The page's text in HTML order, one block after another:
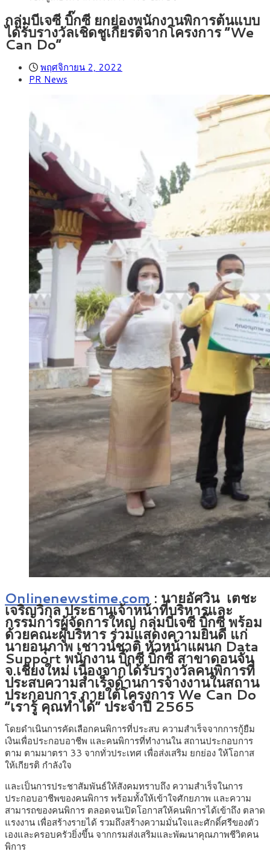
งานจริง
สิงหาคม 3, 2026
33.00-33.60 ติดตามข้อมูลจ้างงานสหรัฐฯ
กลุ่มบีเจซี บิ๊กซี ยกย่องพนักงานพิการต้นแบบ
ได้รับรางวัลเชิดชูเกียรติจากโครงการ “We
Can Do”
พฤศจิกายน 2, 2022
PR News
Onlinenewstime.com : นายอัศวิน เตชะ
เจริญวิกุล ประธานเจ้าหน้าที่บริหารและ
กรรมการผู้จัดการใหญ่ กลุ่มบีเจซี บิ๊กซี พร้อม
ด้วยคณะผู้บริหาร ร่วมแสดงความยินดี แก่
นายอนุภาพ เชาวน์ชาติ หัวหน้าแผนก Data
Support พนักงาน บิ๊กซี บิ๊กซี สาขาดอนจั่น
จ.เชียงใหม่ เนื่องจากได้รับรางวัลคนพิการที่
ประสบความสำเร็จด้านการจ้างงานในสถาน
ประกอบการ ภายใต้โครงการ We Can Do
“เรารู้ คุณทำได้” ประจำปี 2565
โดยดำเนินการคัดเลือกคนพิการที่ประสบ ความสำเร็จจากการกู้ยืม
เงินเพื่อประกอบอาชีพ และคนพิการที่ทำงานใน สถานประกอบการ
ตาม ตามมาตรา 33 จากทั่วประเทศ เพื่อส่งเสริม ยกย่อง ให้โอกาส
ให้เกียรติ กำลังใจ
และเป็นการประชาสัมพันธ์ให้สังคมทราบถึง ความสำเร็จในการ
ประกอบอาชีพของคนพิการ พร้อมทั้งให้เข้าใจศักยภาพ และความ
สามารถของคนพิการ ตลอดจนเปิดโอกาสให้คนพิการได้เข้าถึง ตลาด
แรงงาน เพื่อสร้างรายได้ รวมถึงสร้างความมั่นใจและศักดิ์ศรีของตัว
เองและครอบครัวยิ่งขึ้น จากกรมส่งเสริมและพัฒนาคุณภาพชีวิตคน
พิการ